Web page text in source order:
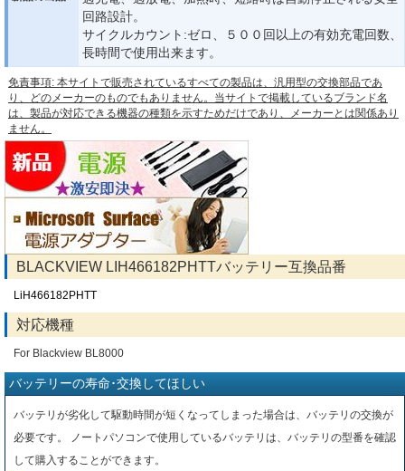
回路設計。
サイクルカウント:ゼロ、５００回以上の有効充電回数、
長時間で使用出来ます。
免責事項: 本サイトで販売されているすべての製品は、汎用型の交換部品であ
り、どのメーカーのものでもありません。当サイトで掲載しているブランド名
は、製品が対応できる機器の種類を示すためだけであり、メーカーとは関係あり
ません。
BLACKVIEW LIH466182PHTTバッテリー互換品番
LiH466182PHTT
対応機種
For Blackview BL8000
バッテリーの寿命･交換してほしい
バッテリが劣化して駆動時間が短くなってしまった場合は、バッテリの交換が
必要です。 ノートパソコンで使用しているバッテリは、バッテリの型番を確認
して購入することができます。